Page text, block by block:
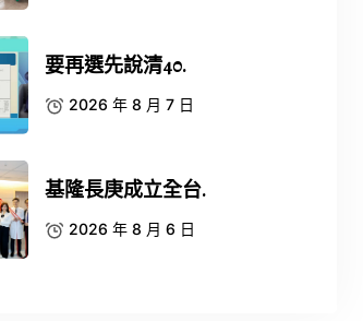
要再選先說清40.
2026 年 8 月 7 日
基隆長庚成立全台.
2026 年 8 月 6 日